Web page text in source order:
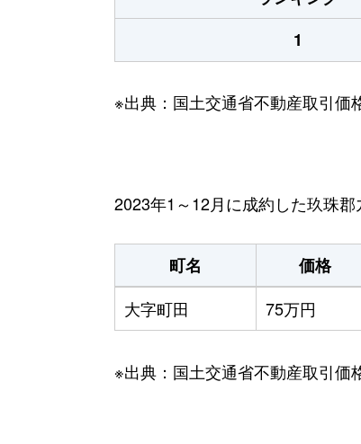
1
※出典：国土交通省不動産取引価
2023年1～12月に成約した玖珠郡
町名 価格
大字町田
75万円
※出典：国土交通省不動産取引価